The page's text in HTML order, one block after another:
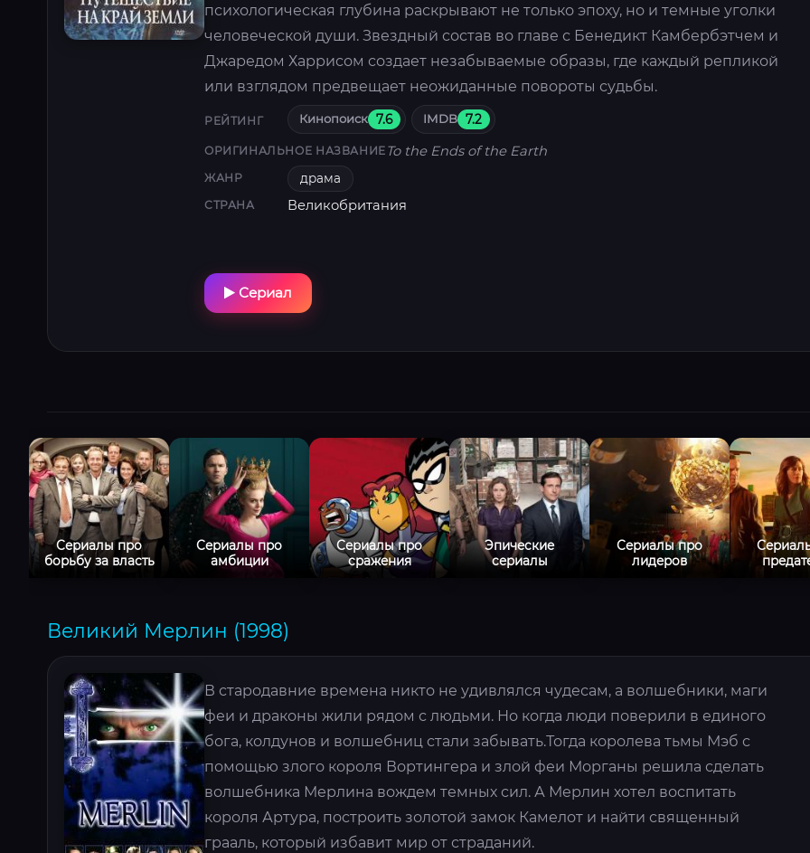
психологическая глубина раскрывают не только эпоху, но и темные уголки
человеческой души. Звездный состав во главе с Бенедикт Камбербэтчем и
Джаредом Харрисом создает незабываемые образы, где каждый репликой
или взглядом предвещает неожиданные повороты судьбы.
РЕЙТИНГ Кинопоиск 7.6 IMDB 7.2
ОРИГИНАЛЬНОЕ НАЗВАНИЕ To the Ends of the Earth
ЖАНР драма
СТРАНА Великобритания
Сериал
Сериалы про
борьбу за власть
Сериалы про
амбиции
Сериалы про
сражения
Эпические
сериалы
Сериалы про
лидеров
Великий Мерлин (1998)
В стародавние времена никто не удивлялся чудесам, а волшебники, маги
феи и драконы жили рядом с людьми. Но когда люди поверили в единого
бога, колдунов и волшебниц стали забывать.Тогда королева тьмы Мэб с
помощью злого короля Вортингера и злой феи Морганы решила сделать
волшебника Мерлина вождем темных сил. А Мерлин хотел воспитать
короля Артура, построить золотой замок Камелот и найти священный
грааль, который избавит мир от страданий.